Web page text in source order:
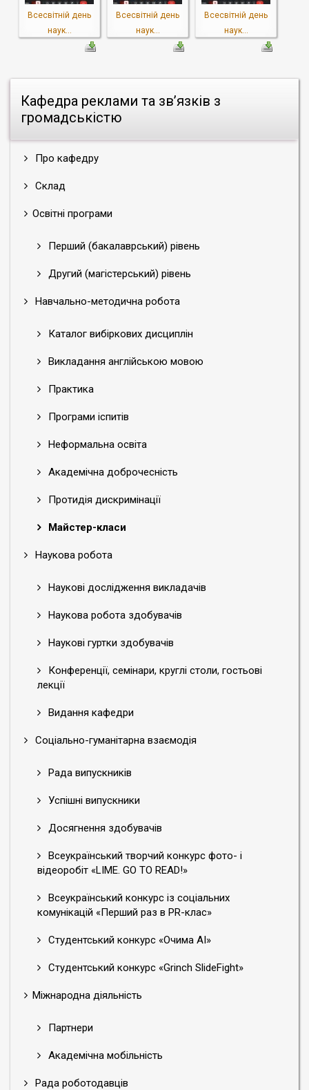
Кафедра реклами та зв’язків з
громадськістю
Про кафедру
Склад
Освітні програми
Перший (бакалаврський) рівень
Другий (магістерський) рівень
Навчально-методична робота
Каталог вибіркових дисциплін
Викладання англійською мовою
Практика
Програми іспитів
Неформальна освіта
Академічна доброчесність
Протидія дискримінації
Майстер-класи
Наукова робота
Наукові дослідження викладачів
Наукова робота здобувачів
Наукові гуртки здобувачів
Конференції, семінари, круглі столи, гостьові
лекції
Видання кафедри
Соціально-гуманітарна взаємодія
Рада випускників
Успішні випускники
Досягнення здобувачів
Всеукраїнський творчий конкурс фото- і
відеоробіт «LIME. GO TO READ!»
Всеукраїнський конкурс із соціальних
комунікацій «Перший раз в PR-клас»
Студентський конкурс «Очима АІ»
Студентський конкурс «Grinch SlideFight»
Міжнародна діяльність
Партнери
Академічна мобільність
Рада роботодавців
Всесвітній день
наук...
Всесвітній день
наук...
Всесвітній день
наук...